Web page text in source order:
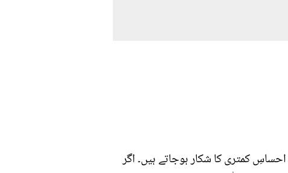
کمتری کا شکار ہوجاتے ہیں۔ اگر